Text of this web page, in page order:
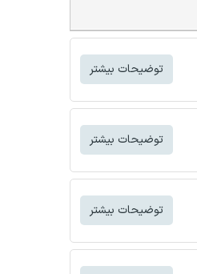
توضیحات بیشتر
توضیحات بیشتر
توضیحات بیشتر